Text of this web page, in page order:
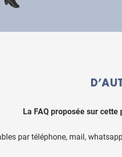
La FAQ proposée sur
par téléphone, mail,